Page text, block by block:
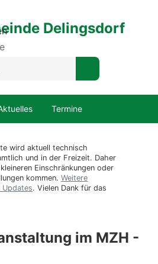
Delingsdorf
Termine
wird aktuell technisch
und in der Freizeit. Daher
Einschränkungen oder
kommen. Weitere
Updates. Vielen Dank für das
im MZH -